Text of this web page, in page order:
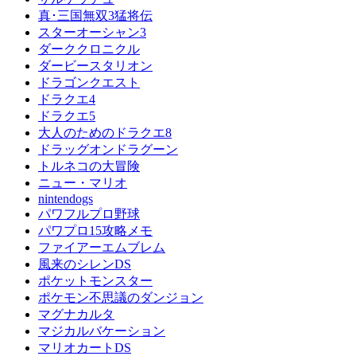
真･三国無双3猛将伝
スターオーシャン3
ダーククロニクル
ダービースタリオン
ドラゴンクエスト
ドラクエ4
ドラクエ5
大人のためのドラクエ8
ドラッグオンドラグーン
トルネコの大冒険
ニュー・マリオ
nintendogs
パワフルプロ野球
パワプロ15攻略メモ
ファイアーエムブレム
風来のシレンDS
ポケットモンスター
ポケモン不思議のダンジョン
マグナカルタ
マジカルバケーション
マリオカートDS